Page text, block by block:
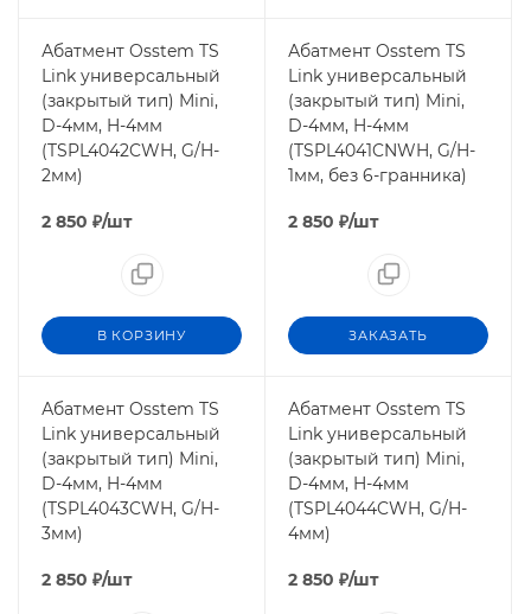
Абатмент Osstem TS
Link универсальный
(закрытый тип) Mini,
D-4мм, H-4мм
(TSPL4042CWH, G/H-
2мм)
2 850 ₽/шт
В КОРЗИНУ
Абатмент Osstem TS
Link универсальный
(закрытый тип) Mini,
D-4мм, H-4мм
(TSPL4041CNWH, G/H-
1мм, без 6-гранника)
2 850 ₽/шт
ЗАКАЗАТЬ
Абатмент Osstem TS
Link универсальный
(закрытый тип) Mini,
D-4мм, H-4мм
(TSPL4043CWH, G/H-
3мм)
2 850 ₽/шт
Абатмент Osstem TS
Link универсальный
(закрытый тип) Mini,
D-4мм, H-4мм
(TSPL4044CWH, G/H-
4мм)
2 850 ₽/шт